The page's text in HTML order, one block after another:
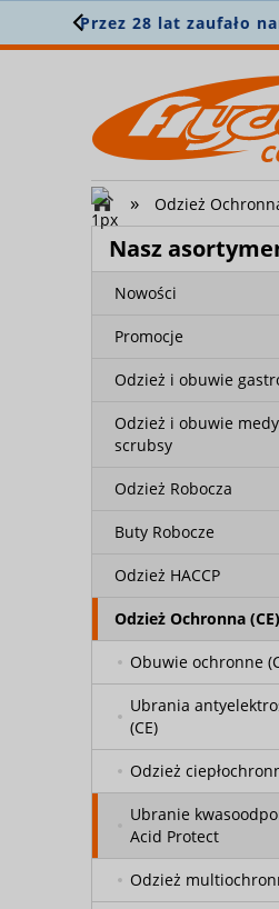
» Odzież
Nasz
Nowości
Promocje
Odzież i obuwie
Odzież i obuwie
scrubsy
Odzież Robocza
Buty Robocze
Odzież HACCP
Odzież Ochronna (CE)
Obuwie ochronne
Ubrania
(CE)
Odzież
Ubranie
Acid Protect
Odzież